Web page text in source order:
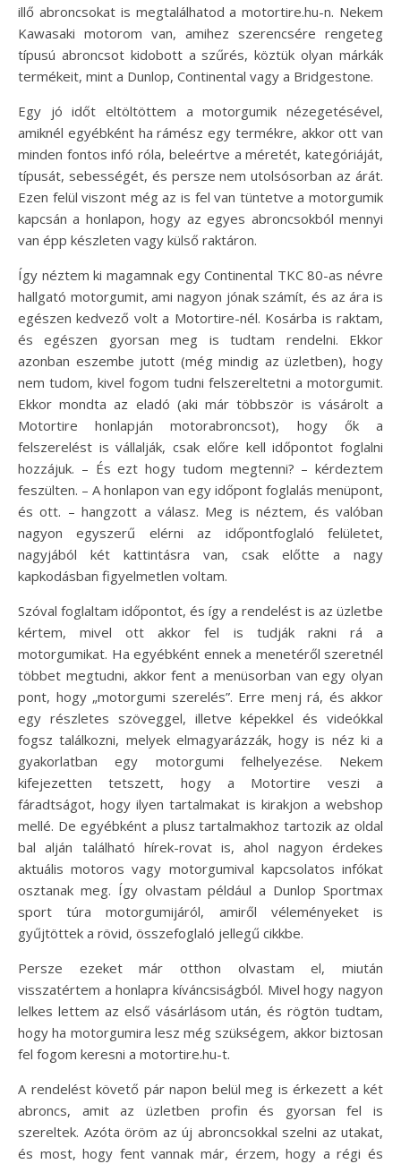
illő abroncsokat is megtalálhatod a motortire.hu-n. Nekem
Kawasaki motorom van, amihez szerencsére rengeteg
típusú abroncsot kidobott a szűrés, köztük olyan márkák
termékeit, mint a Dunlop, Continental vagy a Bridgestone.
Egy jó időt eltöltöttem a motorgumik nézegetésével,
amiknél egyébként ha rámész egy termékre, akkor ott van
minden fontos infó róla, beleértve a méretét, kategóriáját,
típusát, sebességét, és persze nem utolsósorban az árát.
Ezen felül viszont még az is fel van tüntetve a motorgumik
kapcsán a honlapon, hogy az egyes abroncsokból mennyi
van épp készleten vagy külső raktáron.
Így néztem ki magamnak egy Continental TKC 80-as névre
hallgató motorgumit, ami nagyon jónak számít, és az ára is
egészen kedvező volt a Motortire-nél. Kosárba is raktam,
és egészen gyorsan meg is tudtam rendelni. Ekkor
azonban eszembe jutott (még mindig az üzletben), hogy
nem tudom, kivel fogom tudni felszereltetni a motorgumit.
Ekkor mondta az eladó (aki már többször is vásárolt a
Motortire honlapján motorabroncsot), hogy ők a
felszerelést is vállalják, csak előre kell időpontot foglalni
hozzájuk. – És ezt hogy tudom megtenni? – kérdeztem
feszülten. – A honlapon van egy időpont foglalás menüpont,
és ott. – hangzott a válasz. Meg is néztem, és valóban
nagyon egyszerű elérni az időpontfoglaló felületet,
nagyjából két kattintásra van, csak előtte a nagy
kapkodásban figyelmetlen voltam.
Szóval foglaltam időpontot, és így a rendelést is az üzletbe
kértem, mivel ott akkor fel is tudják rakni rá a
motorgumikat. Ha egyébként ennek a menetéről szeretnél
többet megtudni, akkor fent a menüsorban van egy olyan
pont, hogy „motorgumi szerelés”. Erre menj rá, és akkor
egy részletes szöveggel, illetve képekkel és videókkal
fogsz találkozni, melyek elmagyarázzák, hogy is néz ki a
gyakorlatban egy motorgumi felhelyezése. Nekem
kifejezetten tetszett, hogy a Motortire veszi a
fáradtságot, hogy ilyen tartalmakat is kirakjon a webshop
mellé. De egyébként a plusz tartalmakhoz tartozik az oldal
bal alján található hírek-rovat is, ahol nagyon érdekes
aktuális motoros vagy motorgumival kapcsolatos infókat
osztanak meg. Így olvastam például a Dunlop Sportmax
sport túra motorgumijáról, amiről véleményeket is
gyűjtöttek a rövid, összefoglaló jellegű cikkbe.
Persze ezeket már otthon olvastam el, miután
visszatértem a honlapra kíváncsiságból. Mivel hogy nagyon
lelkes lettem az első vásárlásom után, és rögtön tudtam,
hogy ha motorgumira lesz még szükségem, akkor biztosan
fel fogom keresni a motortire.hu-t.
A rendelést követő pár napon belül meg is érkezett a két
abroncs, amit az üzletben profin és gyorsan fel is
szereltek. Azóta öröm az új abroncsokkal szelni az utakat,
és most, hogy fent vannak már, érzem, hogy a régi és